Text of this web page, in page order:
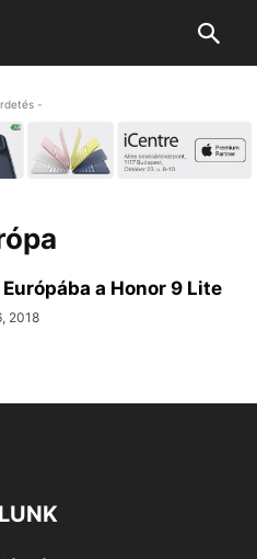
-
a Honor 9 Lite
2018